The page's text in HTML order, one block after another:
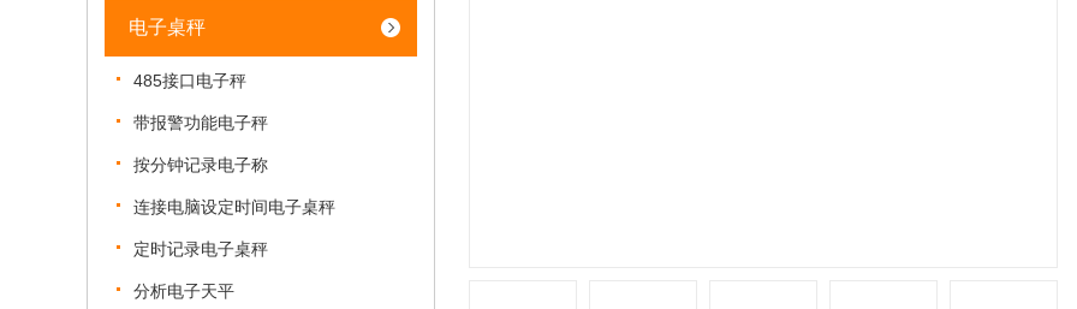
电子桌秤
485接口电子秤
带报警功能电子秤
按分钟记录电子称
连接电脑设定时间电子桌秤
定时记录电子桌秤
分析电子天平